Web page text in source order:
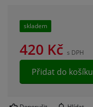
skladem
420 Kč s DPH
Přidat do košíku